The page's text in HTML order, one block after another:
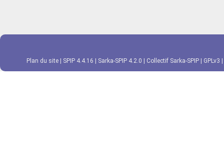
Plan du site SPIP 4.4.16 Sarka-SPIP 4.2.0 Collectif Sarka-SPIP GPLv3